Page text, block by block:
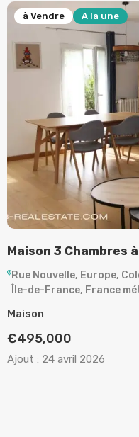
Vendre A la une
3 Chambres à
Nouvelle, Europe,
France, France
:24 avril 2026